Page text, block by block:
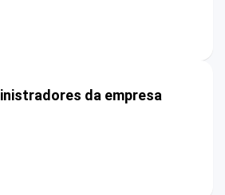
da empresa